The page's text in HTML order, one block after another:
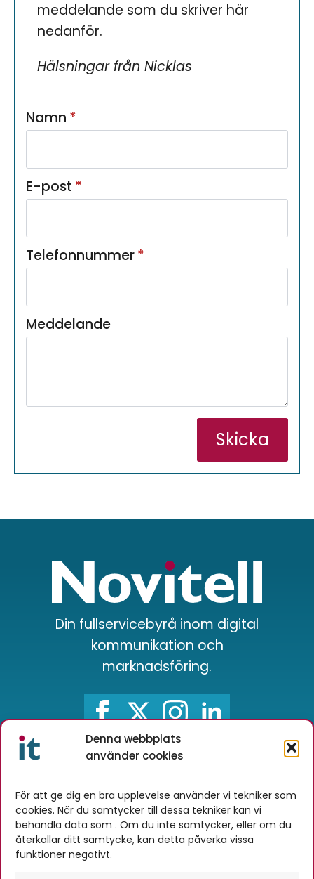
Denna webbplats
använder cookies
För att ge dig en bra upplevelse använder vi tekniker som
cookies. När du samtycker till dessa tekniker kan vi
behandla data som . Om du inte samtycker, eller om du
återkallar ditt samtycke, kan detta påverka vissa
funktioner negativt.
meddelande som du skriver här
nedanför.
Hälsningar från Nicklas
Namn *
E-post *
Telefonnummer*
Meddelande
Skicka
Din fullservicebyrå inom digital
kommunikation och
marknadsföring.
Novitell AB
Stationsgatan 4A
384 30 Blomstermåla
Telefon:0480-230 60
info@novitell.se